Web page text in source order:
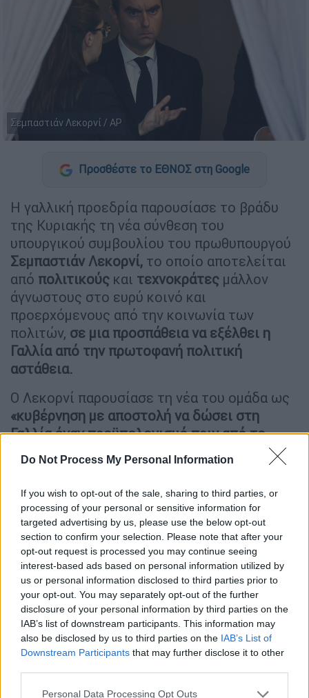
Do Not Process My Personal Information
If you wish to opt-out of the sale, sharing to third parties, or
processing of your personal or sensitive information for
targeted advertising by us, please use the below opt-out
section to confirm your selection. Please note that after your
opt-out request is processed you may continue seeing
interest-based ads based on personal information utilized by
us or personal information disclosed to third parties prior to
your opt-out. You may separately opt-out of the further
disclosure of your personal information by third parties on the
IAB’s list of downstream participants. This information may
also be disclosed by us to third parties on the IAB’s List of
Downstream Participants that may further disclose it to other
Please note that this website/app uses one or more Google
Personal Data Processing Opt Outs
Σεμπαστιάν Λεκορνί / AP
Προσθέστε το ΕΘΝΟΣ στη Google
Η γαλλική προεδρία παρουσίασε το βράδυ
της Κυριακής τη νέα σύνθεση του
υπουργικού συμβουλίου του πρωθυπουργού
Σεμπαστιάν Λεκορνί, το οποίο αποτελείται
από πολιτικούς και τεχνοκράτες μάλλον
άγνωστους στο ευρύ κοινό και
προερχόμενους από την κοινωνία των
πολιτών, σε μια προσπάθεια να εξέλθει η
Γαλλία από την πρωτοφανή πολιτική
αστάθεια.
Ο Λεκορνί παρουσίασε τη νέα του ομάδα ως
«κυβέρνηση με αποστολή να δώσει στη
Γαλλία έναν προϋπολογισμό πριν από το
τέλος της χρονιάς»
. Σε ανάρτησή του στην
πλατφόρμα X, τόνισε: «Μόνο ένα πράγμα
μετράει: το συμφέρον της χώρας»,
ευχαριστώντας τους υπουργούς «που
δεσμεύονται σε αυτή την κυβέρνηση με
απόλυτη ελευθερία, πέρα από προσωπικά και
κομματικά συμφέροντα».
ΔΙΑΒΑΣΤΕ ΕΠΙΣΗΣ
Κόσμος|11.10.2025 16:48
Η νέα κυβέρνηση πρέπει να